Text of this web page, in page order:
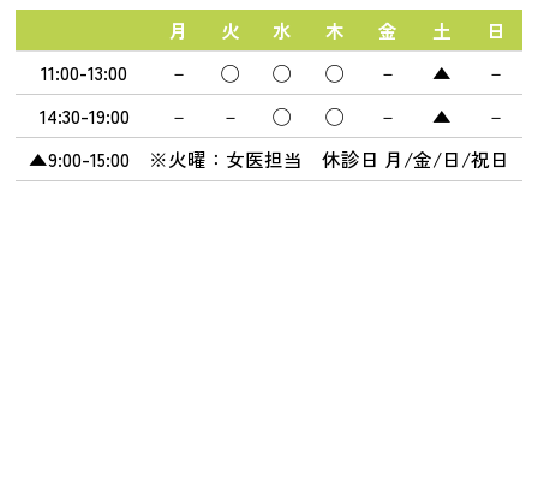
月 火 水 木 金 土
日
11:00-13:00
－ ◯ ◯ ◯ － ▲
－
14:30-19:00
－ － ◯ ◯ － ▲
－
▲9:00-15:00 ※火曜：女医担当 休診日 月/金/日/祝日